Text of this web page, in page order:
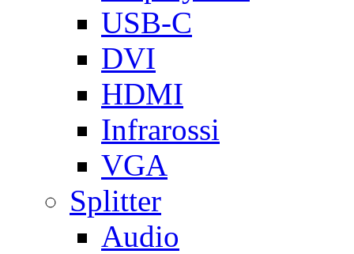
USB-C
DVI
HDMI
Infrarossi
VGA
Splitter
Audio